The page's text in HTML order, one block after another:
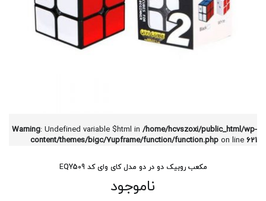
Warning: Undefined variable $html in /home/hcvszoxi/public_html/wp-
content/themes/bigc/7upframe/function/function.php on line 621
مکعب روبیک دو در دو مدل کای وای کد EQY509
ناموجود